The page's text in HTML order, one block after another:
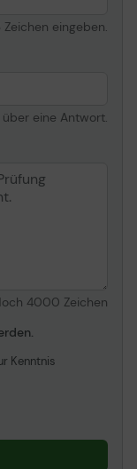
eingeben.
eine Antwort.
4000 Zeichen
Kenntnis